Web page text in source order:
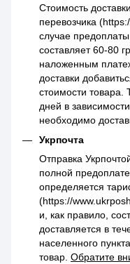
Стоимость
перевозчика
случае предоплаты
составляет 60-80
наложенным
доставки
стоимости товара.
дней в
необходимо
Укрпочта
Отправка
полной
определяется
(https://
и, как правило,
доставляется в
населенного
товар. Обратите